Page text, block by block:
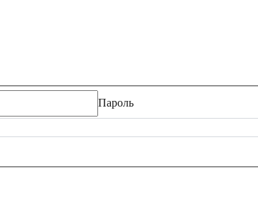
Пароль